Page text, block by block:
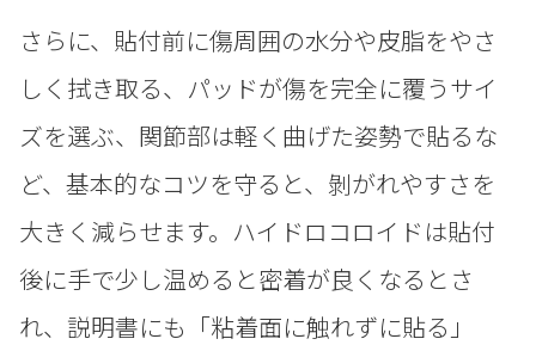
さらに、貼付前に傷周囲の水分や皮脂をやさ
しく拭き取る、パッドが傷を完全に覆うサイ
ズを選ぶ、関節部は軽く曲げた姿勢で貼るな
ど、基本的なコツを守ると、剝がれやすさを
大きく減らせます。ハイドロコロイドは貼付
後に手で少し温めると密着が良くなるとさ
れ、説明書にも「粘着面に触れずに貼る」